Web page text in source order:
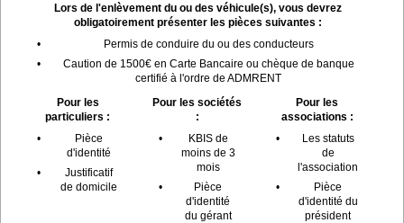
Lors de l'enlèvement du ou des véhicule(s), vous devrez
obligatoirement présenter les pièces suivantes :
•
Permis de conduire du ou des conducteurs
•
Caution de 1500€ en Carte Bancaire ou chèque de banque
certifié à l'ordre de ADMRENT
Pour les
particuliers :
•
Pièce
d'identité
•
Justificatif
de domicile
Pour les sociétés
:
•
KBIS de
moins de 3
mois
•
Pièce
d'identité
du gérant
Pour les
associations :
•
Les statuts
de
l'association
•
Pièce
d'identité du
président